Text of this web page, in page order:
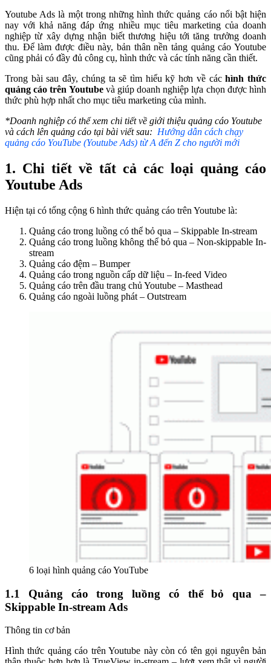
Youtube Ads là một trong những hình thức quảng cáo nổi bật hiện
nay với khả năng đáp ứng nhiều mục tiêu marketing của doanh
nghiệp từ xây dựng nhận biết thương hiệu tới tăng trưởng doanh
thu. Để làm được điều này, bản thân nền tảng quảng cáo Youtube
cũng phải có đầy đủ công cụ, hình thức và các tính năng cần thiết.
Trong bài sau đây, chúng ta sẽ tìm hiểu kỹ hơn về cáchình thức
quảng cáo trên Youtubevà giúp doanh nghiệp lựa chọn được hình
thức phù hợp nhất cho mục tiêu marketing của mình.
*Doanh nghiệp có thể xem chi tiết về giới thiệu quảng cáo Youtube
và cách lên quảng cáo tại bài viết sau: Hướng dẫn cách chạy
quảng cáo YouTube (Youtube Ads) từ A đến Z cho người mới
1. Chi tiết về tất cả các loại quảng cáo
Youtube Ads
Hiện tại có tổng cộng 6 hình thức quảng cáo trên Youtube là:
Quảng cáo trong luồng có thể bỏ qua – Skippable In-stream
Quảng cáo trong luồng không thể bỏ qua – Non-skippable In-
stream
Quảng cáo đệm – Bumper
Quảng cáo trong nguồn cấp dữ liệu – In-feed Video
Quảng cáo trên đầu trang chủ Youtube – Masthead
Quảng cáo ngoài luồng phát – Outstream
6 loại hình quảng cáo YouTube
1.1 Quảng cáo trong luồng có thể bỏ qua –
Skippable In-stream Ads
Thông tin cơ bản
Hình thức quảng cáo trên Youtube này còn có tên gọi nguyên bản